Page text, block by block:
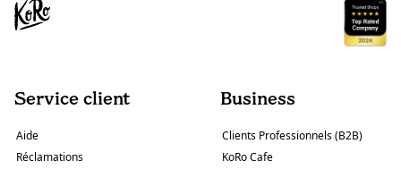
Service client
Aide
Réclamations
Business
Clients Professionnels (B2B)
KoRo Cafe